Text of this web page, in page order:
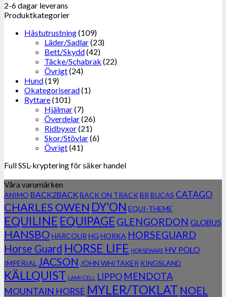
2-6 dagar leverans
Produktkategorier
Hästutrustning(109)
Läder/Sadlar(23)
Bett/Skydd(42)
Täcke/Schabrak (22)
Övrigt(24)
Hund(19)
Okategoriserad(1)
Ryttare(101)
Hjälmar(7)
Överdelar(26)
Ridbyxor(21)
Skor/Stövlar(6)
Övrigt(41)
Full SSL-kryptering för säker handel
Våra varumärken
ANIMO BACK2BACKBACK ON TRACK BR BUCAS CATAGO
CHARLES OWEN DY'ON EQUI-THEME
EQUILINE EQUIPAGE GLENGORDON GLOBUS
HANSBO HARCOUR HG HORKA HORSEGUARD
Horse Guard HORSE LIFE HORSEWARE HV POLO
IMPERIAL JACSON JOHN WHITAKER KINGSLAND
KÄLLQUIST LAMI-CELL LIPPO MENDOTA
MOUNTAIN HORSE MYLER/TOKLAT NOEL